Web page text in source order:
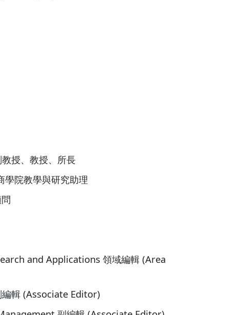
授、教授、所長
院教學與研究助理
and Applications 領域編輯 (Area
輯 (Associate Editor)